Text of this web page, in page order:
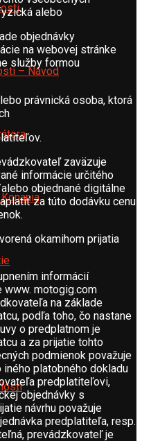
– Návod
alebo
objednávky
na webovej stránke
služby formou
právnická osoba, ktorá
zaväzuje
informácie určitého
objednané digitálne
za túto dodávku cenu
okamihom prijatia
informácií
www. motogig.com
na základe
podľa toho, čo nastane
o predplatnom je
a za prijatie tohto
podmienok považuje
platobného dokladu
predplatiteľovi,
objednávky s
návrhu považuje
predplatiteľa, resp.
prevádzkovateľ je